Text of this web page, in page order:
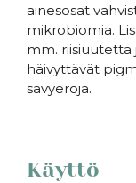
ainesosat
mikrobiomia.
mm. riisiuutetta
häivyttävät
sävyeroja.
Käyttö